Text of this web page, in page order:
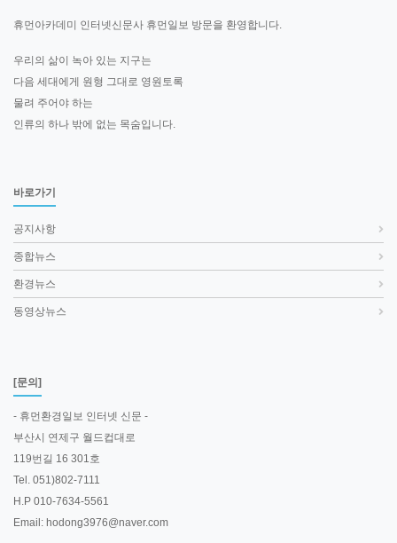
휴먼아카데미 인터넷신문사 휴먼일보 방문을 환영합니다.
우리의 삶이 녹아 있는 지구는
다음 세대에게 원형 그대로 영원토록
물려 주어야 하는
인류의 하나 밖에 없는 목숨입니다.
바로가기
공지사항
종합뉴스
환경뉴스
동영상뉴스
[문의]
- 휴먼환경일보 인터넷 신문 -
부산시 연제구 월드컵대로
119번길 16 301호
Tel. 051)802-7111
H.P 010-7634-5561
Email: hodong3976@naver.com